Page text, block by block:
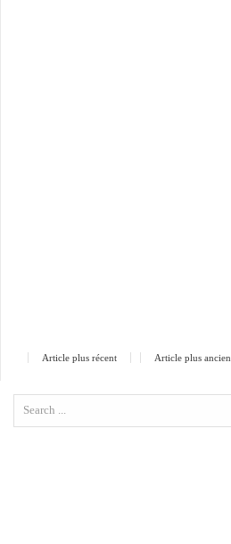
Article plus récent Article plus ancien